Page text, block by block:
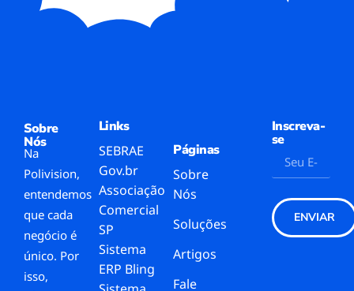
Sobre
Nós
Na
Polivision,
entendemos
que cada
negócio é
único. Por
isso,
Links
SEBRAE
Gov.br
Associação
Comercial
SP
Sistema
ERP Bling
Páginas
Sobre
Nós
Soluções
Artigos
Fale
Inscreva-
se
ENVIAR